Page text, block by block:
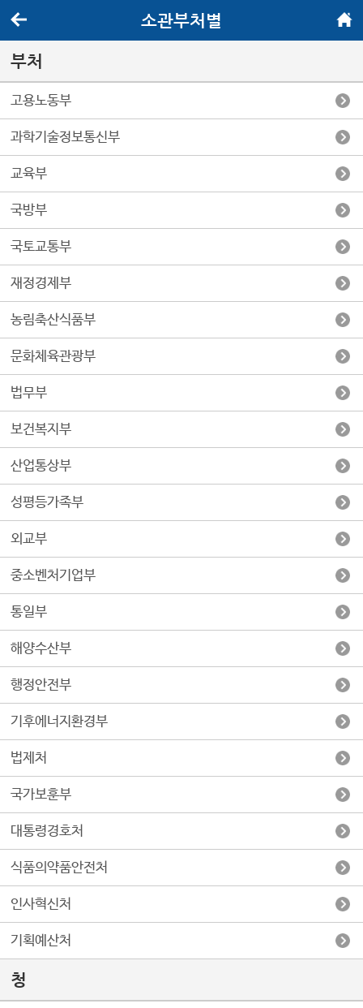
소관부처별
부처
고용노동부
과학기술정보통신부
교육부
국방부
국토교통부
재정경제부
농림축산식품부
문화체육관광부
법무부
보건복지부
산업통상부
성평등가족부
외교부
중소벤처기업부
통일부
해양수산부
행정안전부
기후에너지환경부
법제처
국가보훈부
대통령경호처
식품의약품안전처
인사혁신처
기획예산처
청